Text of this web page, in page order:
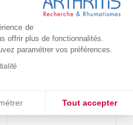
de
offrir plus de fonctionnalités.
paramétrer vos préférences.
Tout accepter
: Personnalisez vos
Cure-RA
AVR 22 15:01